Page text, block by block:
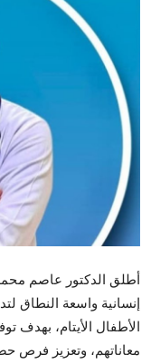
تكنولوجيا وإتصالات
الرياضة
المحافظات
المجتمع والمنوعات
أراء و مقالات
فيديوهات
أطلق الدكتور عاصم
إنسانية واسعة النطاق
الأطفال الأيتام، بهدف
معاناتهم، وتعزيز فرص